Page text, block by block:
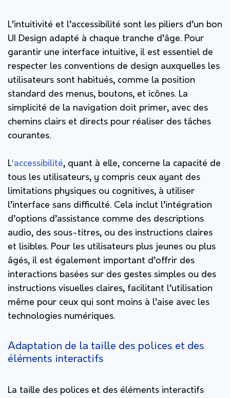
L’intuitivité et l’accessibilité sont les piliers d’un bon
UI Design adapté à chaque tranche d’âge. Pour
garantir une interface intuitive, il est essentiel de
respecter les conventions de design auxquelles les
utilisateurs sont habitués, comme la position
standard des menus, boutons, et icônes. La
simplicité de la navigation doit primer, avec des
chemins clairs et directs pour réaliser des tâches
courantes.
L‘accessibilité, quant à elle, concerne la capacité de
tous les utilisateurs, y compris ceux ayant des
limitations physiques ou cognitives, à utiliser
l’interface sans difficulté. Cela inclut l’intégration
d’options d’assistance comme des descriptions
audio, des sous-titres, ou des instructions claires
et lisibles. Pour les utilisateurs plus jeunes ou plus
âgés, il est également important d’offrir des
interactions basées sur des gestes simples ou des
instructions visuelles claires, facilitant l’utilisation
même pour ceux qui sont moins à l’aise avec les
technologies numériques.
Adaptation de la taille des polices et des
éléments interactifs
La taille des polices et des éléments interactifs